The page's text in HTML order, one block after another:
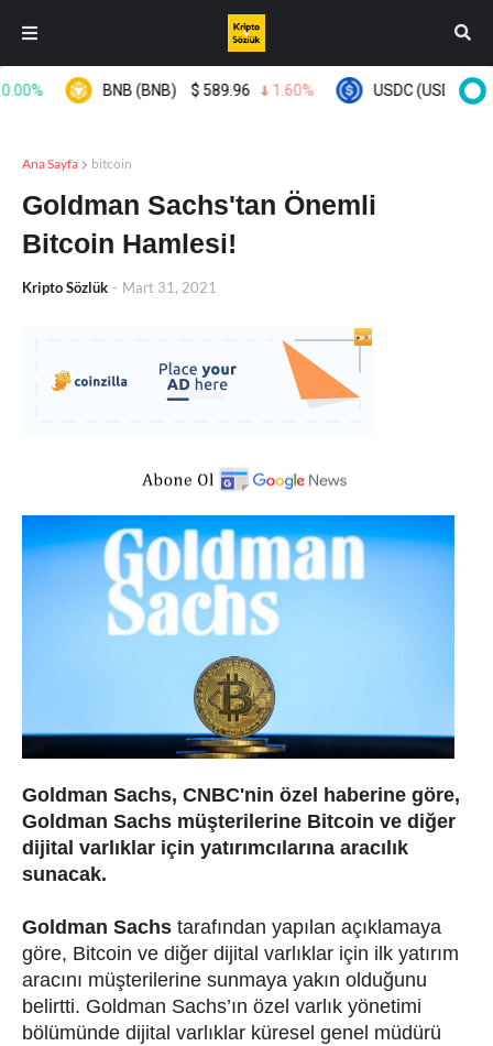
BNB (BNB) $ 589.96 1.60% USDC (USDC) $
Ana Sayfa bitcoin
Goldman Sachs'tan Önemli
Bitcoin Hamlesi!
Kripto Sözlük - Mart 31, 2021
Goldman Sachs, CNBC'nin özel haberine göre,
Goldman Sachs müşterilerine Bitcoin ve diğer
dijital varlıklar için yatırımcılarına aracılık
sunacak.
Goldman Sachs tarafından yapılan açıklamaya
göre, Bitcoin ve diğer dijital varlıklar için ilk yatırım
aracını müşterilerine sunmaya yakın olduğunu
belirtti. Goldman Sachs’ın özel varlık yönetimi
bölümünde dijital varlıklar küresel genel müdürü